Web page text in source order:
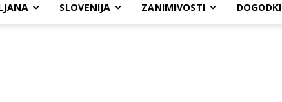
SLOVENIJA ZANIMIVOSTI DOGODKI